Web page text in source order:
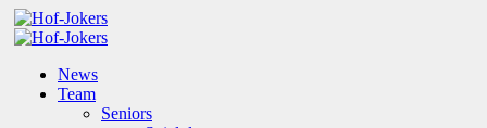
News
Team
Seniors